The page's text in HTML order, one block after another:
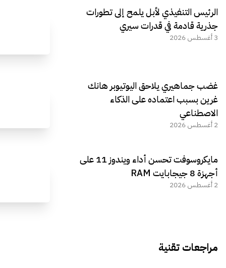
الرئيس التنفيذي لأبل يلمح إلى تطورات
جذرية قادمة في قدرات سيري
3 أغسطس 2026
غضب جماهيري يلاحق اليوتيوبر هانك
غرين بسبب اعتماده على الذكاء
الاصطناعي
2 أغسطس 2026
مايكروسوفت تحسن أداء ويندوز 11 على
أجهزة 8 جيجابايت RAM
2 أغسطس 2026
مراجعات تقنية